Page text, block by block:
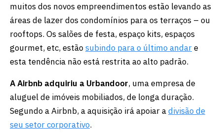
muitos dos novos empreendimentos estão levando as
áreas de lazer dos condomínios para os terraços – ou
rooftops. Os salões de festa, espaço kits, espaços
gourmet, etc, estãosubindo para o último andare
esta tendência não está restrita ao alto padrão.
A Airbnb adquiriu a Urbandoor, uma empresa de
aluguel de imóveis mobiliados, de longa duração.
Segundo a Airbnb, a aquisição irá apoiar adivisão de
seu setor corporativo.